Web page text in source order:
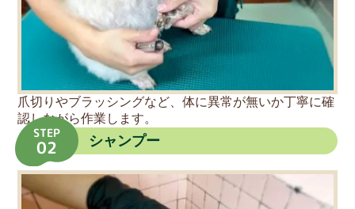
爪切りやブラッシングなど、体に異常が無いか丁寧に確
認しながら作業します。
STEP
02 シャンプー